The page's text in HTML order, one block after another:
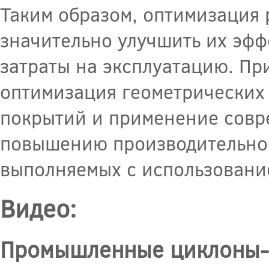
Таким образом, оптимизация
значительно улучшить их
затраты на эксплуатацию.
оптимизация
покрытий и применение
повышению
выполняемых с
Видео:
Промышленные